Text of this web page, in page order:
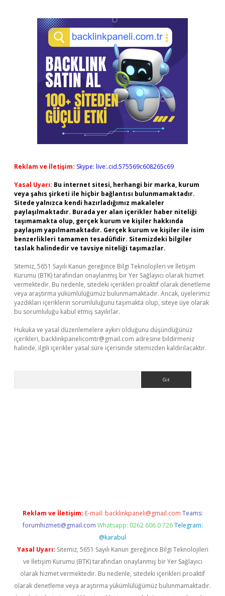
Reklam ve İletişim: Skype: live:.cid.575569c608265c69
Yasal Uyarı: Bu internet sitesi, herhangi bir marka, kurum
veya şahıs şirketi ile hiçbir bağlantısı bulunmamaktadır.
Sitede yalnızca kendi hazırladığımız makaleler
paylaşılmaktadır. Burada yer alan içerikler haber niteliği
taşımamakta olup, gerçek kurum ve kişiler hakkında
paylaşım yapılmamaktadır. Gerçek kurum ve kişiler ile isim
benzerlikleri tamamen tesadüfidir. Sitemizdeki bilgiler
taslak halindedir ve tavsiye niteliği taşımazlar.
Sitemiz, 5651 Sayılı Kanun gereğince Bilgi Teknolojileri ve İletişim
Kurumu (BTK) tarafından onaylanmış bir Yer Sağlayıcı olarak hizmet
vermektedir. Bu nedenle, sitedeki içerikleri proaktif olarak denetleme
veya araştırma yükümlülüğümüz bulunmamaktadır. Ancak, üyelerimiz
yazdıkları içeriklerin sorumluluğunu taşımakta olup, siteye üye olarak
bu sorumluluğu kabul etmiş sayılırlar.
Hukuka ve yasal düzenlemelere aykırı olduğunu düşündüğünüz
içerikleri, backlinkpanelicomtr@gmail.com adresine bildirmeniz
halinde, ilgili içerikler yasal süre içerisinde sitemizden kaldırılacaktır.
Reklam ve İletişim: E-mail: backlinkpaneli@gmail.com Teams:
forumhizmeti@gmail.com Whatsapp: 0262 606 0 726 Telegram:
@karabul
Yasal Uyarı: Sitemiz, 5651 Sayılı Kanun gereğince Bilgi Teknolojileri
ve İletişim Kurumu (BTK) tarafından onaylanmış bir Yer Sağlayıcı
olarak hizmet vermektedir. Bu nedenle, sitedeki içerikleri proaktif
olarak denetleme veya araştırma yükümlülüğümüz bulunmamaktadır.